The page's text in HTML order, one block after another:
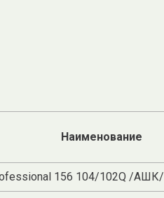
Наименование
156 104/102Q /АШК/